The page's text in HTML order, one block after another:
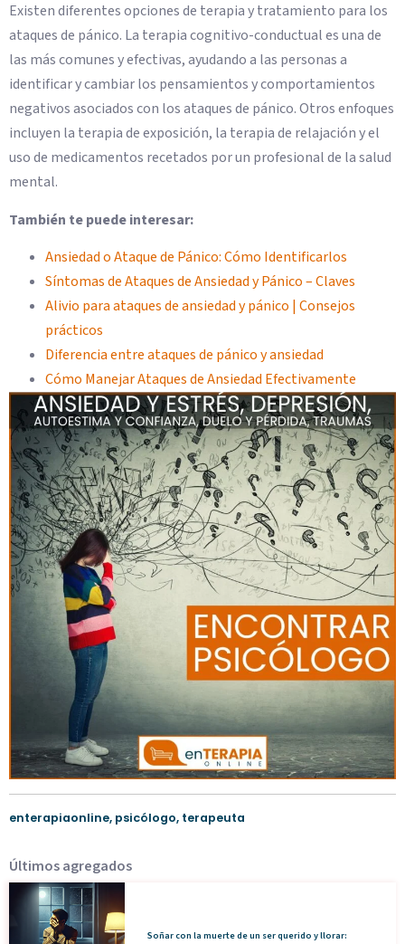
Existen diferentes opciones de terapia y tratamiento para los
ataques de pánico. La terapia cognitivo-conductual es una de
las más comunes y efectivas, ayudando a las personas a
identificar y cambiar los pensamientos y comportamientos
negativos asociados con los ataques de pánico. Otros enfoques
incluyen la terapia de exposición, la terapia de relajación y el
uso de medicamentos recetados por un profesional de la salud
mental.
También te puede interesar:
Ansiedad o Ataque de Pánico: Cómo Identificarlos
Síntomas de Ataques de Ansiedad y Pánico – Claves
Alivio para ataques de ansiedad y pánico | Consejos
prácticos
Diferencia entre ataques de pánico y ansiedad
Cómo Manejar Ataques de Ansiedad Efectivamente
enterapiaonline, psicólogo, terapeuta
Últimos agregados
Soñar con la muerte de un ser querido y llorar: